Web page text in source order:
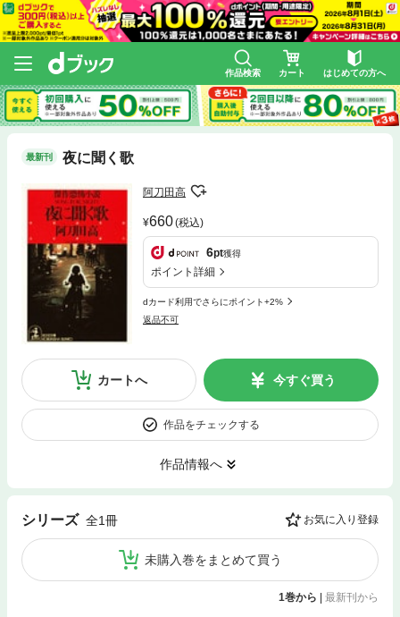
作品検索 カート はじめての方へ
最新刊 夜に聞く歌
阿刀田高
660(税込)
6pt獲得
ポイント詳細
dカード利用でさらにポイント+2%
返品不可
カートへ 今すぐ買う
作品をチェックする
作品情報へ
シリーズ 全1冊 お気に入り登録
未購入巻をまとめて買う
1巻から | 最新刊から